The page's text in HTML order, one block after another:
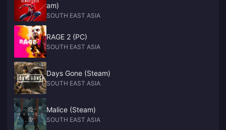
am)
SOUTH EAST ASIA
RAGE 2 (PC)
SOUTH EAST ASIA
Days Gone (Steam)
SOUTH EAST ASIA
Malice (Steam)
SOUTH EAST ASIA